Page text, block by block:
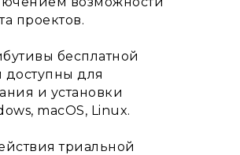
проектов.
бесплатной
доступны для
и установки
macOS, Linux.
триальной